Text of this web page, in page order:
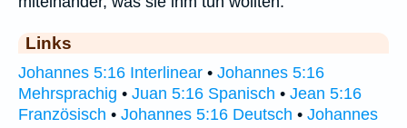
Links
Johannes 5:16 Interlinear • Johannes 5:16
Mehrsprachig • Juan 5:16 Spanisch • Jean 5:16
Französisch • Johannes 5:16 Deutsch • Johannes